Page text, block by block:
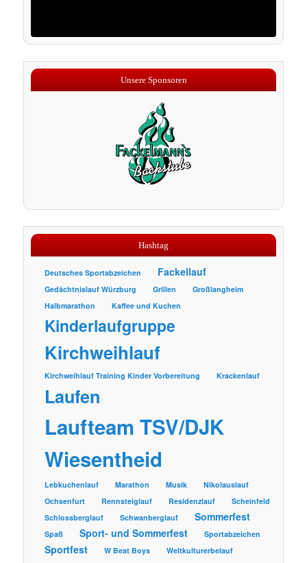
Unsere Sponsoren
Hashtag
Deutsches Sportabzeichen Fackellauf
Gedächtnislauf Würzburg Grillen
Großlangheim
Halbmarathon
Kaffee und Kuchen
Kinderlaufgruppe
Kirchweihlauf
Kirchweihlauf Training Kinder Vorbereitung Krackenlauf
Laufen
Laufteam TSV/DJK
Wiesentheid
Lebkuchenlauf Marathon Musik
Nikolauslauf
Ochsenfurt
Rennsteiglauf Residenzlauf
Scheinfeld
Schlossberglauf
Schwanberglauf Sommerfest
Spaß Sport- und Sommerfest Sportabzeichen
Sportfest W Beat Boys
Weltkulturerbelauf